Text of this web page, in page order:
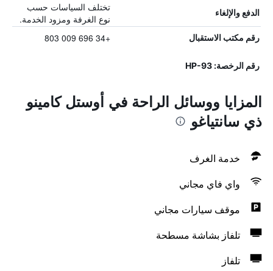
الدفع والإلغاء
تختلف السياسات حسب
نوع الغرفة ومزود الخدمة.
رقم مكتب الاستقبال +34 696 009 803
رقم الرخصة: HP-93
المزايا ووسائل الراحة في أوستل كامينو
ذي سانتياغو
خدمة الغرف
واي فاي مجاني
موقف سيارات مجاني
تلفاز بشاشة مسطحة
تلفاز